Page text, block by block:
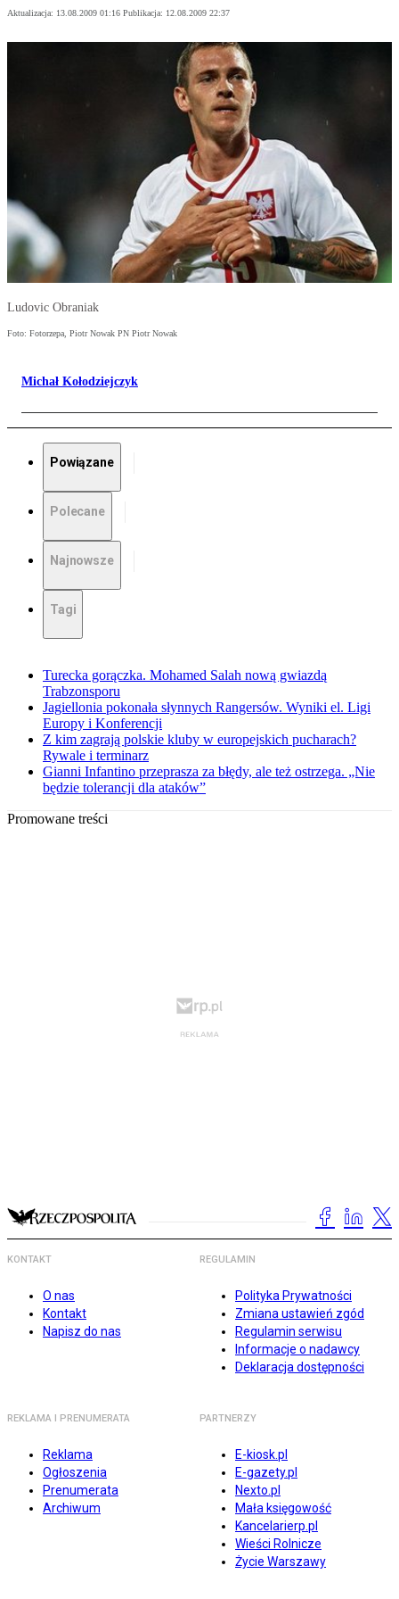
Aktualizacja: 13.08.2009 01:16 Publikacja: 12.08.2009 22:37
Ludovic Obraniak
Foto: Fotorzepa, Piotr Nowak PN Piotr Nowak
Michał Kołodziejczyk
Powiązane
Polecane
Najnowsze
Tagi
Turecka gorączka. Mohamed Salah nową gwiazdą
Trabzonsporu
Jagiellonia pokonała słynnych Rangersów. Wyniki el. Ligi
Europy i Konferencji
Z kim zagrają polskie kluby w europejskich pucharach?
Rywale i terminarz
Gianni Infantino przeprasza za błędy, ale też ostrzega. „Nie
będzie tolerancji dla ataków”
Promowane treści
KONTAKT
O nas
Kontakt
Napisz do nas
REGULAMIN
Polityka Prywatności
Zmiana ustawień zgód
Regulamin serwisu
Informacje o nadawcy
Deklaracja dostępności
REKLAMA I PRENUMERATA
Reklama
Ogłoszenia
Prenumerata
Archiwum
PARTNERZY
E-kiosk.pl
E-gazety.pl
Nexto.pl
Mała księgowość
Kancelarierp.pl
Wieści Rolnicze
Życie Warszawy